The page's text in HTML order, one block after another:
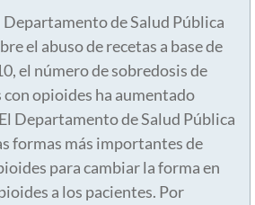
Departamento de Salud Pública
el abuso de recetas a base de
el número de sobredosis de
opioides ha aumentado
Departamento de Salud Pública
formas más importantes de
para cambiar la forma en
a los pacientes. Por